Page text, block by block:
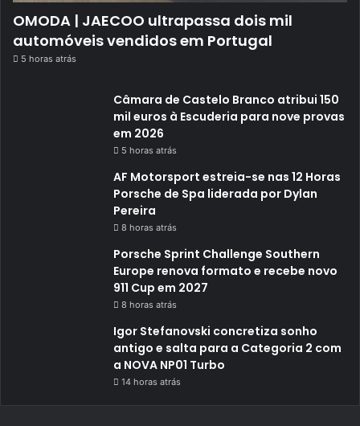
OMODA | JAECOO ultrapassa dois mil
automóveis vendidos em Portugal
5 horas atrás
Câmara de Castelo Branco atribui 150
mil euros à Escuderia para nove provas
em 2026
5 horas atrás
AF Motorsport estreia-se nas 12 Horas
Porsche de Spa liderada por Dylan
Pereira
8 horas atrás
Porsche Sprint Challenge Southern
Europe renova formato e recebe novo
911 Cup em 2027
8 horas atrás
Igor Stefanovski concretiza sonho
antigo e salta para a Categoria 2 com
a NOVA NP01 Turbo
14 horas atrás